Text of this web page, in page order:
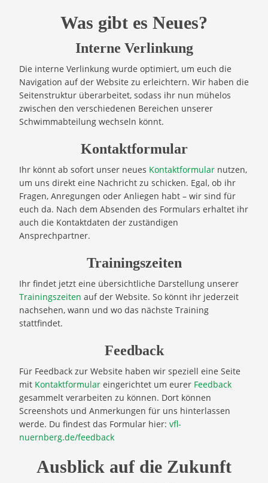
Was gibt es Neues?
Interne Verlinkung
Die interne Verlinkung wurde optimiert, um euch die
Navigation auf der Website zu erleichtern. Wir haben die
Seitenstruktur überarbeitet, sodass ihr nun mühelos
zwischen den verschiedenen Bereichen unserer
Schwimmabteilung wechseln könnt.
Kontaktformular
Ihr könnt ab sofort unser neues Kontaktformular nutzen,
um uns direkt eine Nachricht zu schicken. Egal, ob ihr
Fragen, Anregungen oder Anliegen habt – wir sind für
euch da. Nach dem Absenden des Formulars erhaltet ihr
auch die Kontaktdaten der zuständigen
Ansprechpartner.
Trainingszeiten
Ihr findet jetzt eine übersichtliche Darstellung unserer
Trainingszeiten auf der Website. So könnt ihr jederzeit
nachsehen, wann und wo das nächste Training
stattfindet.
Feedback
Für Feedback zur Website haben wir speziell eine Seite
mit Kontaktformular eingerichtet um eurer Feedback
gesammelt verarbeiten zu können. Dort können
Screenshots und Anmerkungen für uns hinterlassen
werde. Du findest das Formular hier: vfl-
nuernberg.de/feedback
Ausblick auf die Zukunft